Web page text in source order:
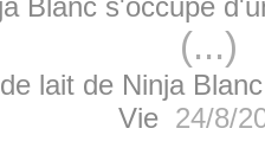
(...)
lait de Ninja
Vie24/8/